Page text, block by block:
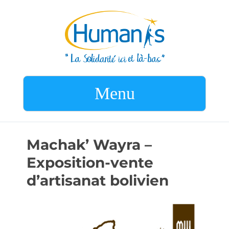
Menu
Machak’ Wayra –
Exposition-vente
d’artisanat bolivien